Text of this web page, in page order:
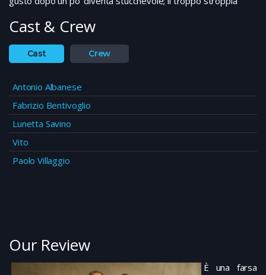
Cast & Crew
Cast Crew
Antonio Albanese
Fabrizio Bentivoglio
Lunetta Savino
Vito
Paolo Villaggio
Our Review
È una farsa